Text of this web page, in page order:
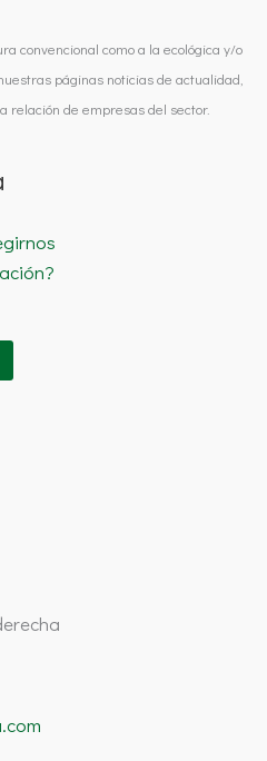
convencional como a la ecológica y/o
páginas noticias de actualidad,
relación de empresas del sector.